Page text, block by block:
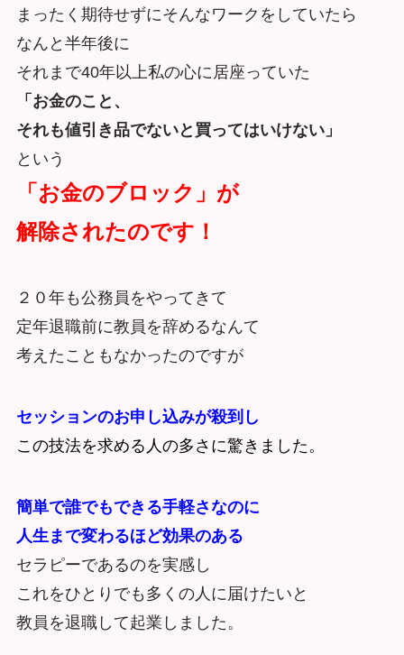
まったく期待せずにそんなワークをしていたら
なんと半年後に
それまで40年以上私の心に居座っていた
「お金のこと、
それも値引き品でないと買ってはいけない」
という
「お金のブロック」が
解除されたのです！
２０年も公務員をやってきて
定年退職前に教員を辞めるなんて
考えたこともなかったのですが
セッションのお申し込みが殺到し
この技法を求める人の多さに驚きました。
簡単で誰でもできる手軽さなのに
人生まで変わるほど効果のある
セラピーであるのを実感し
これをひとりでも多くの人に届けたいと
教員を退職して起業しました。